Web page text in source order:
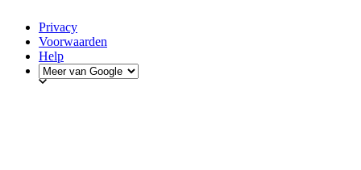
Privacy
Voorwaarden
Help